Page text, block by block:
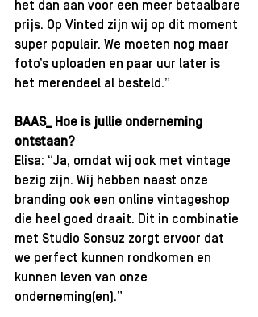
het dan aan voor een meer betaalbare
prijs. Op Vinted zijn wij op dit moment
super populair. We moeten nog maar
foto’s uploaden en paar uur later is
het merendeel al besteld.”
BAAS_ Hoe is jullie onderneming
ontstaan?
Elisa: “Ja, omdat wij ook met vintage
bezig zijn. Wij hebben naast onze
branding ook een online vintageshop
die heel goed draait. Dit in combinatie
met Studio Sonsuz zorgt ervoor dat
we perfect kunnen rondkomen en
kunnen leven van onze
onderneming(en).”